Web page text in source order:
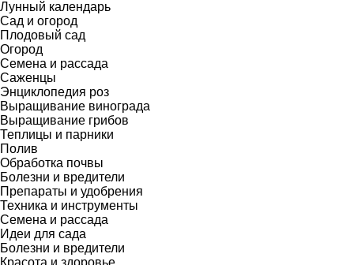
Лунный календарь
Сад и огород
Плодовый сад
Огород
Семена и рассада
Саженцы
Энциклопедия роз
Выращивание винограда
Выращивание грибов
Теплицы и парники
Полив
Обработка почвы
Болезни и вредители
Препараты и удобрения
Техника и инструменты
Семена и рассада
Идеи для сада
Болезни и вредители
Красота и здоровье